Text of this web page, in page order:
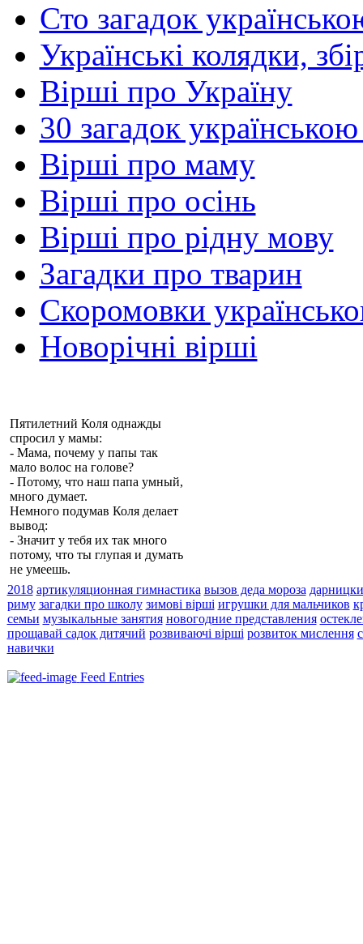
Сто загадок
Українські колядки,
Вірші про Україну
30 загадок
Вірші про маму
Вірші про осінь
Вірші про рідну мову
Загадки про тварин
Скоромовки
Новорічні вірші
Пятилетний Коля однажды
спросил у мамы:
- Мама, почему у папы так
мало волос на голове?
- Потому, что наш папа умный,
много думает.
Немного подумав Коля делает
вывод:
- Значит у тебя их так много
потому, что ты глупая и думать
не умеешь.
2018 артикуляционная гимнастика вызов деда мороза
риму загадки про школу зимові вірші игрушки для мальчиков
семьи музыкальные занятия новогодние представления
прощавай садок дитячий розвиваючі вірші розвиток мислення
навички
Feed Entries